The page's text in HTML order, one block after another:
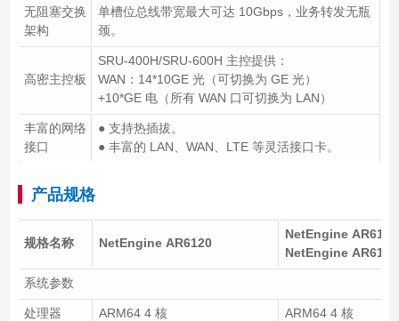
无阻塞交换
架构
单槽位总线带宽最大可达 10Gbps，业务转发无瓶
颈。
高密主控板
SRU-400H/SRU-600H 主控提供：
WAN：14*10GE 光（可切换为 GE 光）
+10*GE 电（所有 WAN 口可切换为 LAN）
丰富的网络
接口
● 支持热插拔。
● 丰富的 LAN、WAN、LTE 等灵活接口卡。
产品规格
规格名称 NetEngine AR6120
NetEngine AR6121
NetEngine
系统参数
处理器 ARM64 4 核 ARM64 4 核